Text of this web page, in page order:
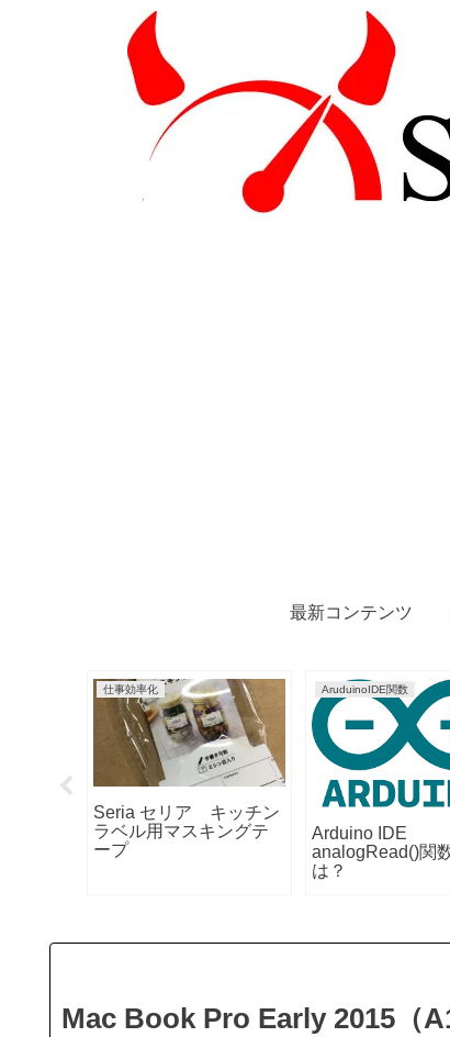
最新コンテンツ
仕事効率化
Seria セリア キッチン
ラベル用マスキングテ
ープ
AruduinoIDE関数
Arduino IDE
analogRead()関
は？
Mac Book Pro Early 2015（